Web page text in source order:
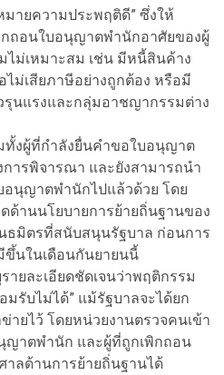
มายความประพฤติดี” ซึ่งให้
กถอนใบอนุญาตพำนักอาศัยของผู้
ม่เหมาะสม เช่น มีหนี้สินค้าง
ไม่เสียภาษีอย่างถูกต้อง หรือมี
รุนแรงและกลุ่มอาชญากรรมต่าง
งผู้ที่กำลังยื่นคำขอใบอนุญาต
ารพิจารณา และยังสามารถนำ
นุญาตพำนักไปแล้วด้วย โดย
ด้านนโยบายการย้ายถิ่นฐานของ
ธมิตรที่สนับสนุนรัฐบาล ก่อนการ
ขึ้นในเดือนกันยายนนี้
ยละเอียดชัดเจนว่าพฤติกรรม
มรับไม่ได้” แม้รัฐบาลจะได้ยก
ายไว้ โดยหน่วยงานตรวจคนเข้า
ญาตพำนัก และผู้ที่ถูกเพิกถอน
ลด้านการย้ายถิ่นฐานได้